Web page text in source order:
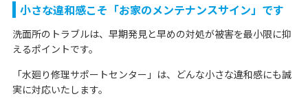
小さな違和感こそ「お家のメンテナンスサイン」です
洗面所のトラブルは、早期発見と早めの対処が被害を最小限に抑
えるポイントです。
「水廻り修理サポートセンター」は、どんな小さな違和感にも誠
実に対応いたします。